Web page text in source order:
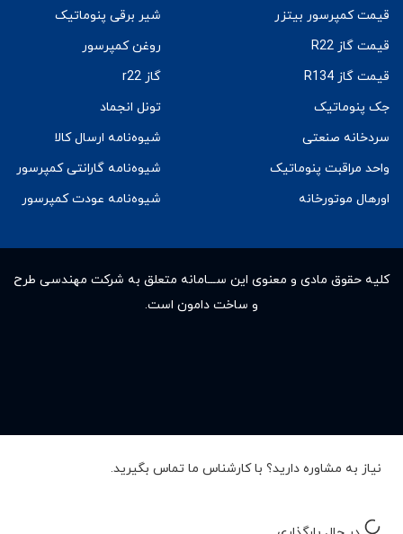
قیمت کمپرسور بیتزر
قیمت گاز R22
قیمت گاز R134
جک پنوماتیک
سردخانه صنعتی
واحد مراقبت پنوماتیک
اورهال موتورخانه
شیر برقی پنوماتیک
روغن کمپرسور
گاز r22
تونل انجماد
شیوه‌نامه ارسال کالا
شیوه‌نامه گارانتی کمپرسور
شیوه‌نامه عودت کمپرسور
کلیه حقوق مادى و معنوى این ســـامانه متعلق به شرکت مهندسی طرح
و ساخت دامون است.
نیاز به مشاوره دارید؟ با کارشناس ما تماس بگیرید.